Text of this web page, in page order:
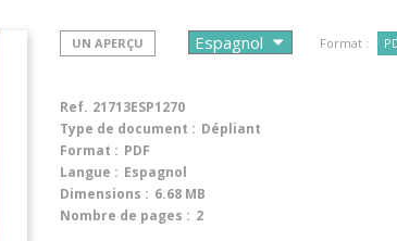
UN APERÇU Format :
Ref. 21713ESP1270
Type de document : Dépliant
Format : PDF
Langue : Espagnol
Dimensions : 6.68 MB
Nombre de pages : 2